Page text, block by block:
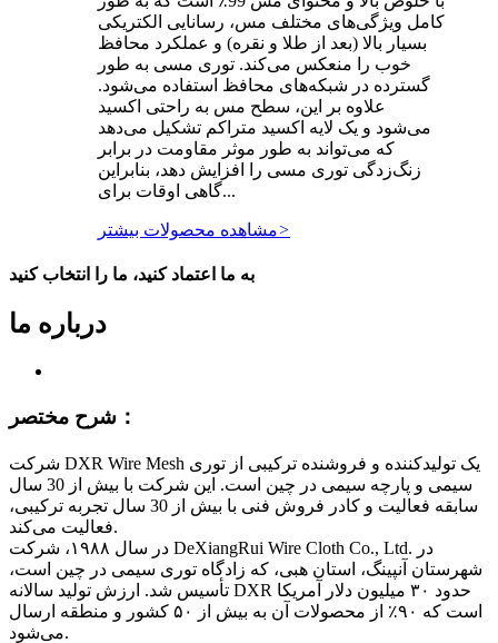
کامل ویژگی‌های مختلف مس، رسانایی الکتریکی
بسیار بالا (بعد از طلا و نقره) و عملکرد محافظ
خوب را منعکس می‌کند. توری مسی به طور
گسترده در شبکه‌های محافظ استفاده می‌شود.
علاوه بر این، سطح مس به راحتی اکسید
می‌شود و یک لایه اکسید متراکم تشکیل می‌دهد
که می‌تواند به طور موثر مقاومت در برابر
زنگ‌زدگی توری مسی را افزایش دهد، بنابراین
گاهی اوقات برای...
مشاهده محصولات بیشتر>
به ما اعتماد کنید، ما را انتخاب کنید
درباره ما
شرح مختصر：
شرکت DXR Wire Mesh یک تولیدکننده و فروشنده ترکیبی از توری
سیمی و پارچه سیمی در چین است. این شرکت با بیش از 30 سال
سابقه فعالیت و کادر فروش فنی با بیش از 30 سال تجربه ترکیبی،
فعالیت می‌کند.
در سال ۱۹۸۸، شرکت DeXiangRui Wire Cloth Co., Ltd. در
شهرستان آنپینگ، استان هبی، که زادگاه توری سیمی در چین است،
تأسیس شد. ارزش تولید سالانه DXR حدود ۳۰ میلیون دلار آمریکا
است که ۹۰٪ از محصولات آن به بیش از ۵۰ کشور و منطقه ارسال
می‌شود.